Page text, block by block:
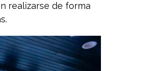
realizarse de forma